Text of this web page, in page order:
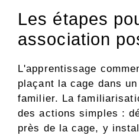
Les étapes
association
L'apprentissage
plaçant la cage dans
familier. La
des actions simples :
près de la cage, y